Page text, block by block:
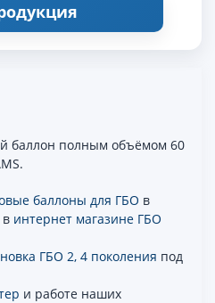
баллон полным объёмом 60
баллоны для ГБО в
интернет магазине ГБО
ГБО 2, 4 поколения под
и работе наших